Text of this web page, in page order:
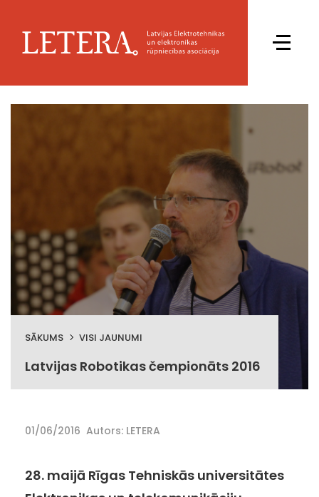
SĀKUMS VISI JAUNUMI
Latvijas Robotikas čempionāts 2016
01/06/2016 Autors: LETERA
28. maijā Rīgas Tehniskās universitātes